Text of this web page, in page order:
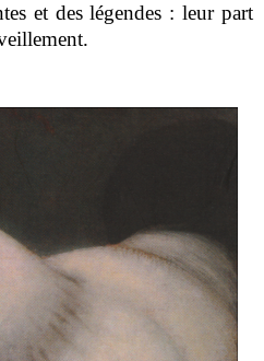
et des légendes : leur part